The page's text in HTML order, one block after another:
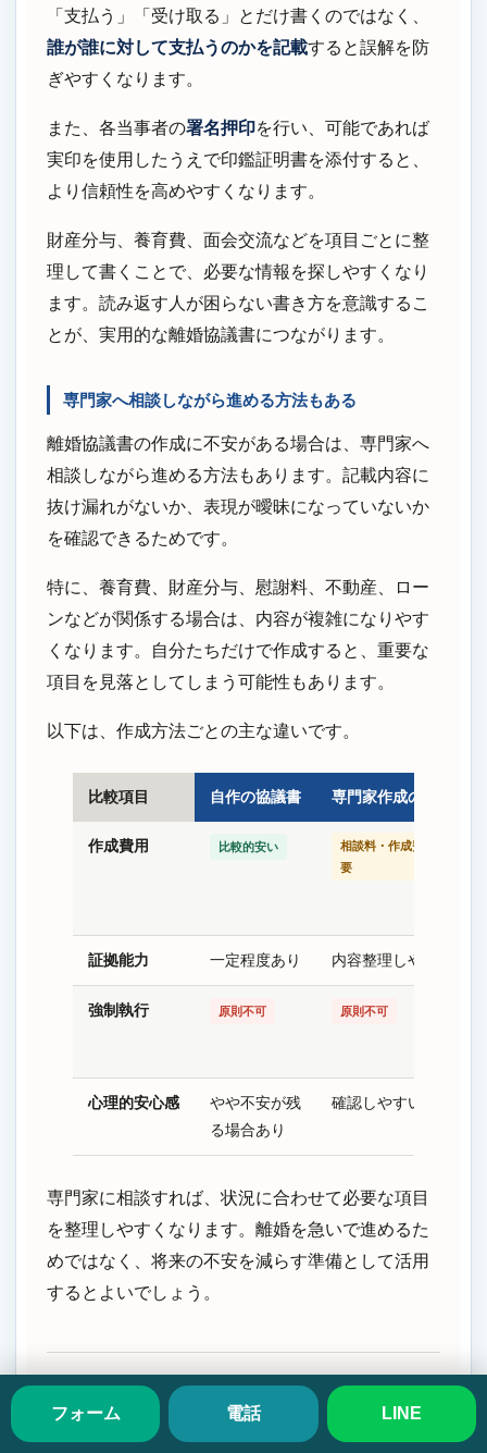
「支払う」「受け取る」とだけ書くのではなく、
誰が誰に対して支払うのかを記載すると誤解を防
ぎやすくなります。
また、各当事者の署名押印を行い、可能であれば
実印を使用したうえで印鑑証明書を添付すると、
より信頼性を高めやすくなります。
財産分与、養育費、面会交流などを項目ごとに整
理して書くことで、必要な情報を探しやすくなり
ます。読み返す人が困らない書き方を意識するこ
とが、実用的な離婚協議書につながります。
専門家へ相談しながら進める方法もある
離婚協議書の作成に不安がある場合は、専門家へ
相談しながら進める方法もあります。記載内容に
抜け漏れがないか、表現が曖昧になっていないか
を確認できるためです。
特に、養育費、財産分与、慰謝料、不動産、ロー
ンなどが関係する場合は、内容が複雑になりやす
くなります。自分たちだけで作成すると、重要な
項目を見落としてしまう可能性もあります。
以下は、作成方法ごとの主な違いです。
比較項目 自作の協議書 専門家作成の協議書
作成費用 比較的安い
相談料・作成費用が必
要
証拠能力 一定程度あり 内容整理しやすい
強制執行 原則不可 原則不可
心理的安心感
やや不安が残
る場合あり
確認しやすい
専門家に相談すれば、状況に合わせて必要な項目
を整理しやすくなります。離婚を急いで進めるた
めではなく、将来の不安を減らす準備として活用
するとよいでしょう。
フォーム 電話 LINE